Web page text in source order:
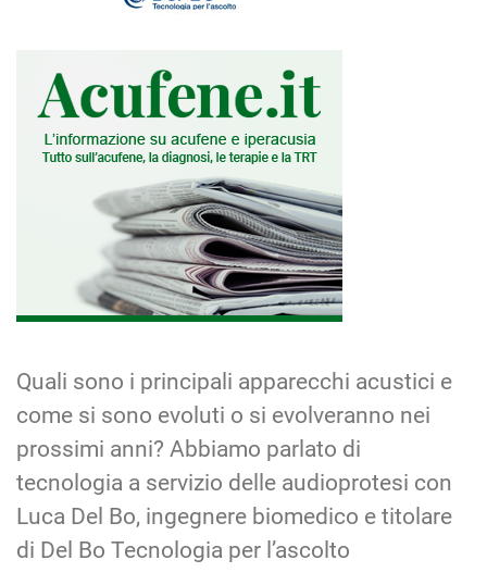
Quali sono i principali apparecchi acustici e
come si sono evoluti o si evolveranno nei
prossimi anni? Abbiamo parlato di
tecnologia a servizio delle audioprotesi con
Luca Del Bo, ingegnere biomedico e titolare
di Del Bo Tecnologia per l’ascolto